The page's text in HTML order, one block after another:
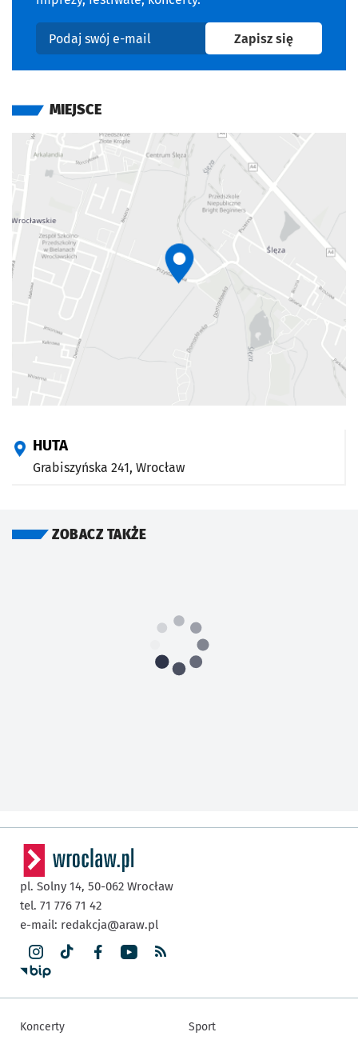
Podaj swój e-mail
Zapisz sięna
MIEJSCE
HUTA
Grabiszyńska 241, Wrocław
ZOBACZ TAKŻE
pl. Solny 14, 50-062 Wrocław
tel. 71 776 71 42
e-mail: redakcja@araw.pl
Koncerty Sport